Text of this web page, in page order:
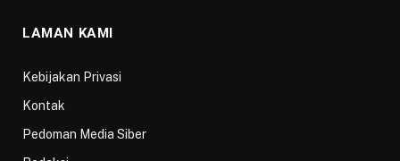
LAMAN KAMI
Kebijakan Privasi
Kontak
Pedoman Media Siber